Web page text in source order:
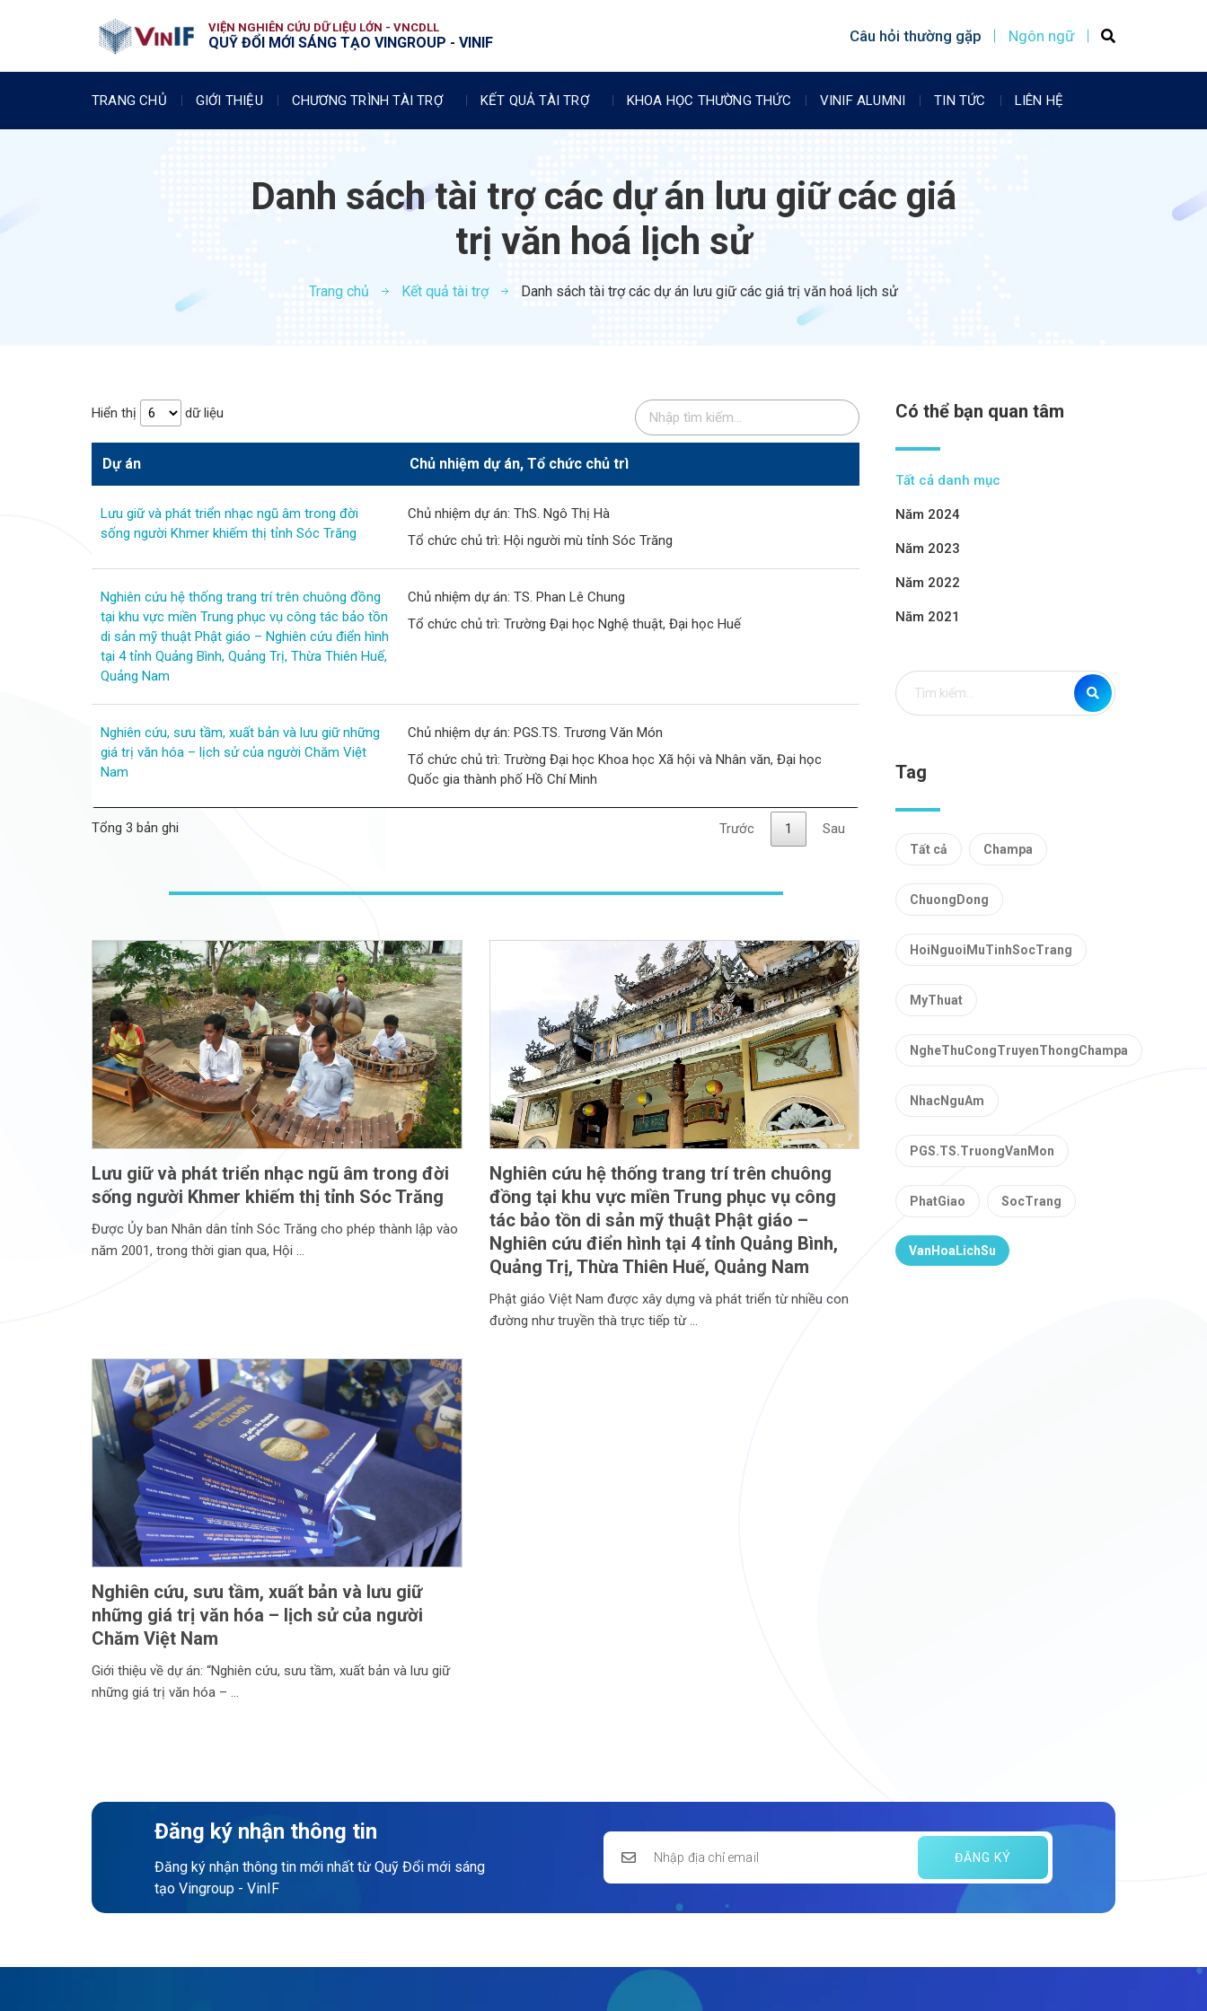
VIỆN NGHIÊN CỨU DỮ LIỆU LỚN - VNCDLL
QUỸ ĐỔI MỚI SÁNG TẠO VINGROUP - VINIF Câu hỏi thường gặp Ngôn ngữ
TRANG CHỦ GIỚI THIỆU CHƯƠNG TRÌNH TÀI TRỢ KẾT QUẢ TÀI TRỢ KHOA HỌC THƯỜNG THỨC VINIF ALUMNI TIN TỨC LIÊN HỆ
Danh sách tài trợ các dự án lưu giữ các giá
trị văn hoá lịch sử​
Trang chủ Kết quả tài trợ Danh sách tài trợ các dự án lưu giữ các giá trị văn hoá lịch sử​
Hiển thị dữ liệu
Dự án Chủ nhiệm dự án, Tổ chức chủ trì
Lưu giữ và phát triển nhạc ngũ âm trong đời
sống người Khmer khiếm thị tỉnh Sóc Trăng
Chủ nhiệm dự án: ThS. Ngô Thị Hà
Tổ chức chủ trì: Hội người mù tỉnh Sóc Trăng
Nghiên cứu hệ thống trang trí trên chuông đồng
tại khu vực miền Trung phục vụ công tác bảo tồn
di sản mỹ thuật Phật giáo – Nghiên cứu điển hình
tại 4 tỉnh Quảng Bình, Quảng Trị, Thừa Thiên Huế,
Quảng Nam
Chủ nhiệm dự án: TS. Phan Lê Chung
Tổ chức chủ trì: Trường Đại học Nghệ thuật, Đại học Huế
Nghiên cứu, sưu tầm, xuất bản và lưu giữ những
giá trị văn hóa – lịch sử của người Chăm Việt
Nam
Chủ nhiệm dự án: PGS.TS. Trương Văn Món
Tổ chức chủ trì: Trường Đại học Khoa học Xã hội và Nhân văn, Đại học
Quốc gia thành phố Hồ Chí Minh
Tổng 3 bản ghi Trước 1 Sau
Lưu giữ và phát triển nhạc ngũ âm trong đời
sống người Khmer khiếm thị tỉnh Sóc Trăng
Được Ủy ban Nhân dân tỉnh Sóc Trăng cho phép thành lập vào
năm 2001, trong thời gian qua, Hội
Nghiên cứu hệ thống trang trí trên chuông
đồng tại khu vực miền Trung phục vụ công
tác bảo tồn di sản mỹ thuật Phật giáo –
Nghiên cứu điển hình tại 4 tỉnh Quảng Bình,
Quảng Trị, Thừa Thiên Huế, Quảng Nam
Phật giáo Việt Nam được xây dựng và phát triển từ nhiều con
đường như truyền thà trực tiếp từ
Nghiên cứu, sưu tầm, xuất bản và lưu giữ
những giá trị văn hóa – lịch sử của người
Chăm Việt Nam
Giới thiệu về dự án: “Nghiên cứu, sưu tầm, xuất bản và lưu giữ
những giá trị văn hóa –
Có thể bạn quan tâm
Tất cả danh mục
Năm 2024
Năm 2023
Năm 2022
Năm 2021
Tag
Tất cả Champa
ChuongDong
HoiNguoiMuTinhSocTrang
MyThuat
NgheThuCongTruyenThongChampa
NhacNguAm
PGS.TS.TruongVanMon
PhatGiao SocTrang
VanHoaLichSu
Đăng ký nhận thông tin
Đăng ký nhận thông tin mới nhất từ Quỹ Đổi mới sáng
tạo Vingroup - VinIF
ĐĂNG KÝ